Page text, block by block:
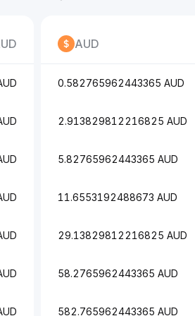
AUD
0.582765962443365 AUD
2.913829812216825 AUD
5.82765962443365 AUD
11.6553192488673 AUD
29.13829812216825 AUD
58.2765962443365 AUD
582.765962443365 AUD